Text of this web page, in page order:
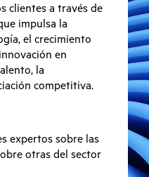
clientes a través de
impulsa la
el crecimiento
en
la
competitiva.
expertos sobre las
otras del sector